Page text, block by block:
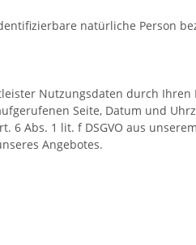
natürliche Person
Nutzungsdaten durch
Seite, Datum und
Abs. 1 lit. f DSGVO aus
Angebotes.